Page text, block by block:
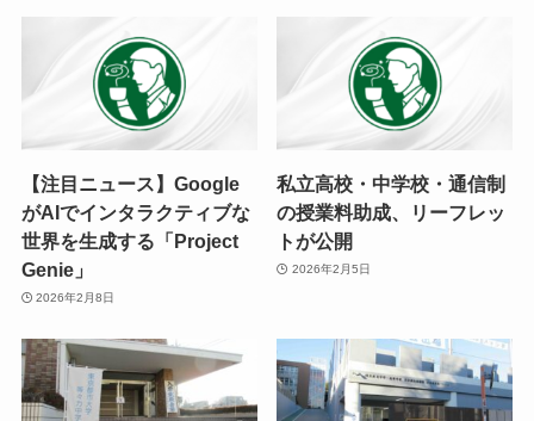
【注目ニュース】Google
がAIでインタラクティブな
世界を生成する「Project
Genie」
2026年2月8日
私立高校・中学校・通信制
の授業料助成、リーフレッ
トが公開
2026年2月5日